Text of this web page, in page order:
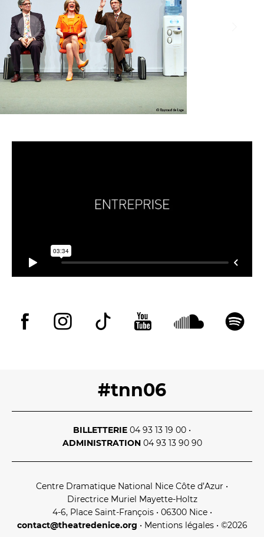
#tnn06
BILLETTERIE 04 93 13 19 00 •
ADMINISTRATION 04 93 13 90 90
Centre Dramatique National Nice Côte d’Azur •
Directrice Muriel Mayette‑Holtz
4‑6, Place Saint‑François • 06300 Nice •
contact@theatredenice.org • Mentions légales• ©2026